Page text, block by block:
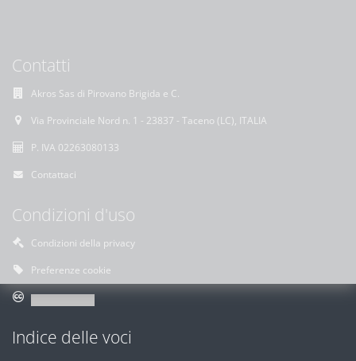
Contatti
Akros Sas di Pirovano Brigida e C.
Via Provinciale Nord n. 1 - 23837 - Taceno (LC), ITALIA
P. IVA 02263080133
Contattaci
Condizioni d'uso
Condizioni della privacy
Preferenze cookie
Indice delle voci